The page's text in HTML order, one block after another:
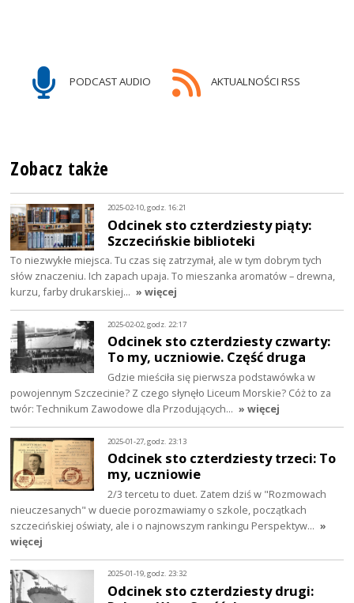
PODCAST AUDIO AKTUALNOŚCI RSS
Zobacz także
2025-02-10, godz. 16:21
Odcinek sto czterdziesty piąty:
Szczecińskie biblioteki
To niezwykłe miejsca. Tu czas się zatrzymał, ale w tym dobrym tych
słów znaczeniu. Ich zapach upaja. To mieszanka aromatów – drewna,
kurzu, farby drukarskiej… » więcej
2025-02-02, godz. 22:17
Odcinek sto czterdziesty czwarty:
To my, uczniowie. Część druga
Gdzie mieściła się pierwsza podstawówka w
powojennym Szczecinie? Z czego słynęło Liceum Morskie? Cóż to za
twór: Technikum Zawodowe dla Przodujących… » więcej
2025-01-27, godz. 23:13
Odcinek sto czterdziesty trzeci: To
my, uczniowie
2/3 tercetu to duet. Zatem dziś w "Rozmowach
nieuczesanych" w duecie porozmawiamy o szkole, początkach
szczecińskiej oświaty, ale i o najnowszym rankingu Perspektyw… »
więcej
2025-01-19, godz. 23:32
Odcinek sto czterdziesty drugi: